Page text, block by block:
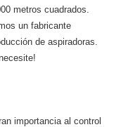
metros cuadrados.
un fabricante
de aspiradoras.
importancia al control